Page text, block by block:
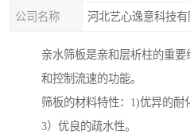
公司名称 河北艺心逸意科技有
亲水筛板是亲和层析柱的重
和控制流速的功能。
筛板的材料特性：1)优异的耐
3）优良的疏水性。